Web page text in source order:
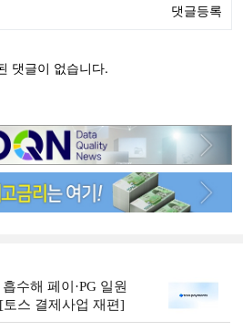
수해 페이·PG 일원
스 결제사업 재편]